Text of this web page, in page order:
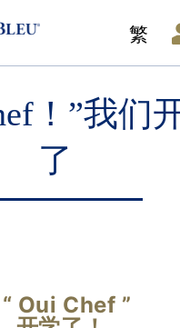
繁
！”我们
了
“ Oui Chef ”